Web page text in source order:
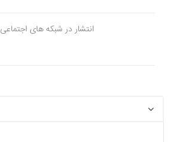
انتشار در شبکه های اجتماعی